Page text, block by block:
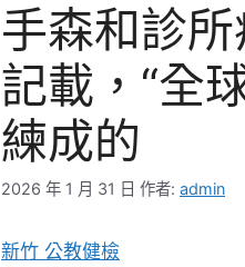
手森和診
記載，“全
練成的
2026 年 1 月 31 日 作者: admin
新竹 公教健檢